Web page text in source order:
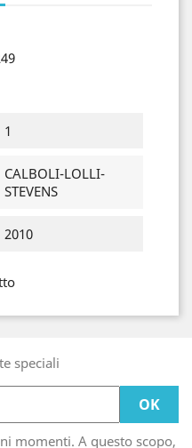
1
CALBOLI-LOLLI-
STEVENS
2010
speciali
momenti. A questo scopo,